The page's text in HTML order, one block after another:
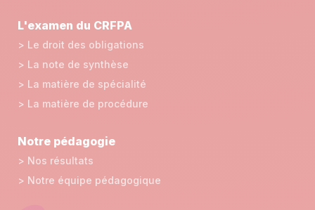
L'examen du CRFPA
> Le droit des obligations
> La note de synthèse
> La matière de spécialité
> La matière de procédure
Notre pédagogie
> Nos résultats
> Notre équipe pédagogique